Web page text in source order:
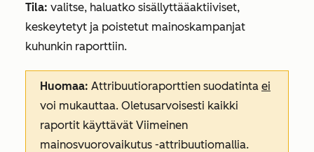
Tila: valitse, haluatko sisällyttääaktiiviset,
keskeytetyt ja poistetut mainoskampanjat
kuhunkin raporttiin.
Huomaa: Attribuutioraporttien suodatinta ei
voi mukauttaa. Oletusarvoisesti kaikki
raportit käyttävät Viimeinen
mainosvuorovaikutus -attribuutiomallia.